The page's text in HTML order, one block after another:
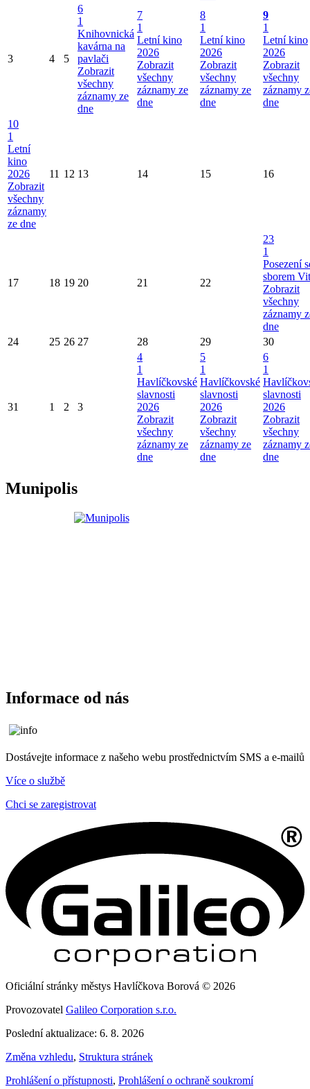
3 4 5
6
1
Knihovnická
kavárna na
pavlači
Zobrazit
všechny
záznamy ze
dne
7
1
Letní kino
2026
Zobrazit
všechny
záznamy ze
dne
8
1
Letní kino
2026
Zobrazit
všechny
záznamy ze
dne
9
1
Letní kino
2026
Zobrazit
všechny
záznamy
dne
10
1
Letní
kino
2026
Zobrazit
všechny
záznamy
ze dne
11 12 13 14 15 16
17 18 19 20 21 22
23
1
Posezení
sborem
Zobrazit
všechny
záznamy
dne
24
25 26 27 28 29 30
31 1 2 3
4
1
Havlíčkovské
slavnosti
2026
Zobrazit
všechny
záznamy ze
dne
5
1
Havlíčkovské
slavnosti
2026
Zobrazit
všechny
záznamy ze
dne
6
1
slavnosti
2026
Zobrazit
všechny
záznamy
dne
Munipolis
Informace od nás
Dostávejte informace z našeho webu prostřednictvím SMS a e-mailů
Více o službě
Chci se zaregistrovat
Oficiální stránky městys Havlíčkova Borová © 2026
Provozovatel Galileo Corporation s.r.o.
Poslední aktualizace: 6. 8. 2026
Změna vzhledu, Struktura stránek
Prohlášení o přístupnosti, Prohlášení o ochraně soukromí